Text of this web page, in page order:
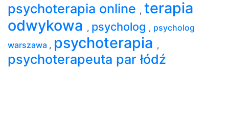
psychoterapia online , terapia
odwykowa , psycholog , psycholog
warszawa , psychoterapia ,
psychoterapeuta par łódź